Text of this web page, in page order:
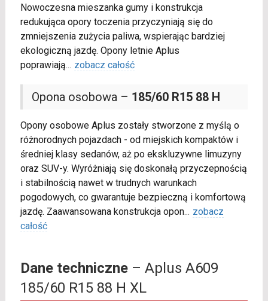
Nowoczesna mieszanka gumy i konstrukcja
redukująca opory toczenia przyczyniają się do
zmniejszenia zużycia paliwa, wspierając bardziej
ekologiczną jazdę. Opony letnie Aplus
poprawiają... zobacz całość
Opona osobowa – 185/60 R15 88 H
Opony osobowe Aplus zostały stworzone z myślą o
różnorodnych pojazdach - od miejskich kompaktów i
średniej klasy sedanów, aż po ekskluzywne limuzyny
oraz SUV-y. Wyróżniają się doskonałą przyczepnością
i stabilnością nawet w trudnych warunkach
pogodowych, co gwarantuje bezpieczną i komfortową
jazdę. Zaawansowana konstrukcja opon... zobacz
całość
Dane techniczne– Aplus A609
185/60 R15 88 H XL